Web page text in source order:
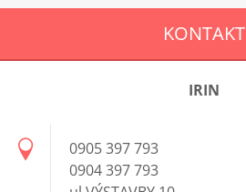
KONTAKT
IRIN
0905 397 793
0904 397 793